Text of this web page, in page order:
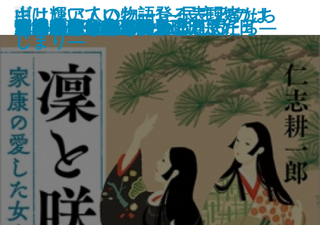
サキの忘れ物
沙林 偽りの王国〔上〕
沙林 偽りの王国〔下〕
舞姫
キリング・ヒル
ウナギが故郷に帰るとき
金春屋ゴメス 因果の刀
夏の約束、水の聲
母影
山は輝いていた―登る表現者たち
十三人の断章―
文庫
凜と咲け―家康の愛した女たち―
ギリシア人の物語1―民主政のは
じまり―
芽吹長屋仕合せ帖 日日是好日
湖の女たち
脳はみんな病んでいる
ひとすじの光を辿れ
すべてはエマのために
幽世の薬剤師4
とわの庭
この気持ちもいつか忘れる